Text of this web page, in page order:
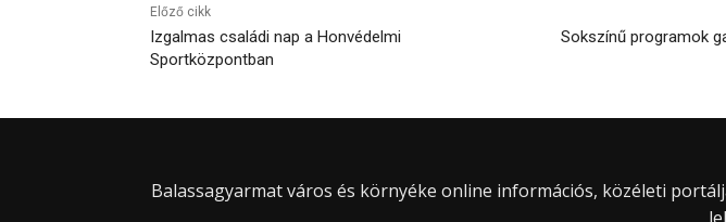
Előző cikk
Izgalmas családi nap a Honvédelmi
Sportközpontban
Sokszínű programok
Balassagyarmat város és környéke online információs, közéleti